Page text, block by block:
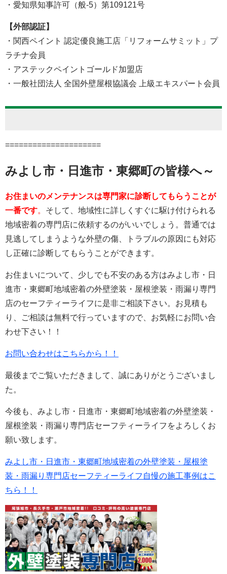
・愛知県知事許可（般-5）第109121号
【外部認証】
・関西ペイント 認定優良施工店「リフォームサミット」プ
ラチナ会員
・アステックペイントゴールド加盟店
・一般社団法人 全国外壁屋根協議会 上級エキスパート会員
=====================
みよし市・日進市・東郷町の皆様へ～
お住まいのメンテナンスは専門家に診断してもらうことが
一番です。 そして、地域性に詳しくすぐに駆け付けられる
地域密着の専門店に依頼するのがいいでしょう。普通では
見逃してしまうような外壁の傷、トラブルの原因にも対応
し正確に診断してもらうことができます。
お住まいについて、少しでも不安のある方はみよし市・日
進市・東郷町地域密着の外壁塗装・屋根塗装・雨漏り専門
店のセーフティーライフに是非ご相談下さい。お見積も
り、ご相談は無料で行っていますので、お気軽にお問い合
わせ下さい！！
お問い合わせはこちらから！！
最後までご覧いただきまして、誠にありがとうございまし
た。
今後も、みよし市・日進市・東郷町地域密着の外壁塗装・
屋根塗装・雨漏り専門店セーフティーライフをよろしくお
願い致します。
みよし市・日進市・東郷町地域密着の外壁塗装・屋根塗
装・雨漏り専門店セーフティーライフ自慢の施工事例はこ
ちら！！